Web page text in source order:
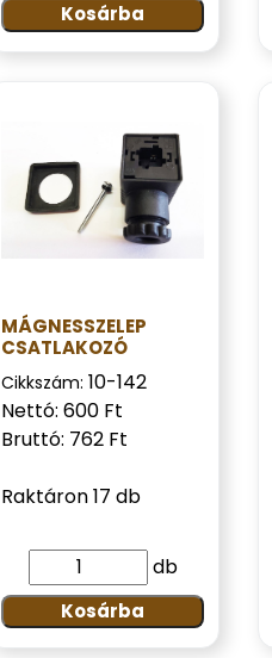
Kosárba
MÁGNESSZELEP
CSATLAKOZÓ
Cikkszám: 10-142
Nettó: 600 Ft
Bruttó: 762 Ft
Raktáron 17 db
db
Kosárba